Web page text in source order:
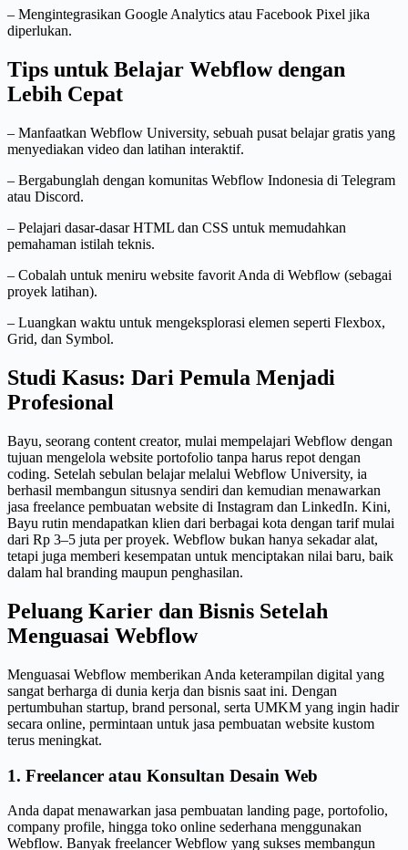
– Mengintegrasikan Google Analytics atau Facebook Pixel jika
diperlukan.
Tips untuk Belajar Webflow dengan
Lebih Cepat
– Manfaatkan Webflow University, sebuah pusat belajar gratis yang
menyediakan video dan latihan interaktif.
– Bergabunglah dengan komunitas Webflow Indonesia di Telegram
atau Discord.
– Pelajari dasar-dasar HTML dan CSS untuk memudahkan
pemahaman istilah teknis.
– Cobalah untuk meniru website favorit Anda di Webflow (sebagai
proyek latihan).
– Luangkan waktu untuk mengeksplorasi elemen seperti Flexbox,
Grid, dan Symbol.
Studi Kasus: Dari Pemula Menjadi
Profesional
Bayu, seorang content creator, mulai mempelajari Webflow dengan
tujuan mengelola website portofolio tanpa harus repot dengan
coding. Setelah sebulan belajar melalui Webflow University, ia
berhasil membangun situsnya sendiri dan kemudian menawarkan
jasa freelance pembuatan website di Instagram dan LinkedIn. Kini,
Bayu rutin mendapatkan klien dari berbagai kota dengan tarif mulai
dari Rp 3–5 juta per proyek. Webflow bukan hanya sekadar alat,
tetapi juga memberi kesempatan untuk menciptakan nilai baru, baik
dalam hal branding maupun penghasilan.
Peluang Karier dan Bisnis Setelah
Menguasai Webflow
Menguasai Webflow memberikan Anda keterampilan digital yang
sangat berharga di dunia kerja dan bisnis saat ini. Dengan
pertumbuhan startup, brand personal, serta UMKM yang ingin hadir
secara online, permintaan untuk jasa pembuatan website kustom
terus meningkat.
1. Freelancer atau Konsultan Desain Web
Anda dapat menawarkan jasa pembuatan landing page, portofolio,
company profile, hingga toko online sederhana menggunakan
Webflow. Banyak freelancer Webflow yang sukses membangun